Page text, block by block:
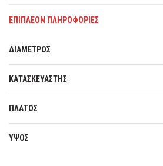
ΕΠΙΠΛΈΟΝ ΠΛΗΡΟΦΟΡΊΕΣ
ΔΙΑΜΕΤΡΟΣ
ΚΑΤΑΣΚΕΥΑΣΤΗΣ
ΠΛΑΤΟΣ
ΥΨΟΣ